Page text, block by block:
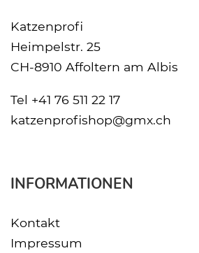
Katzenprofi
Heimpelstr. 25
CH-8910 Affoltern am Albis
Tel +41 76 511 22 17
katzenprofishop@gmx.ch
INFORMATIONEN
Kontakt
Impressum